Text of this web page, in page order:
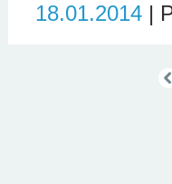
18.01.2014 |